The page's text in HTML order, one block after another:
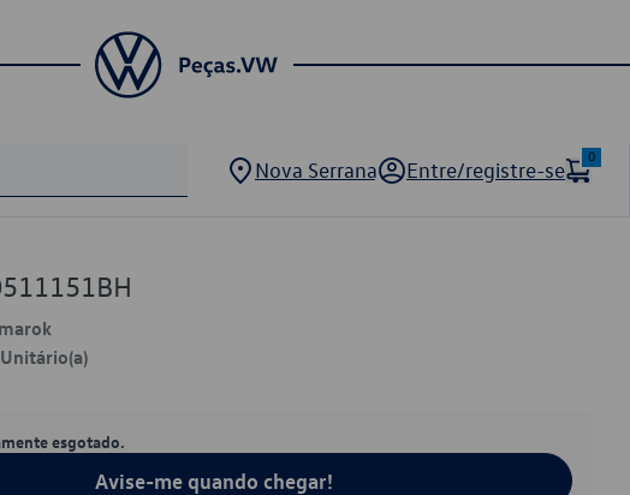
Nova Serrana Entre/registre-se
0
Unitário(a)
esgotado.
Avise-me quando chegar!